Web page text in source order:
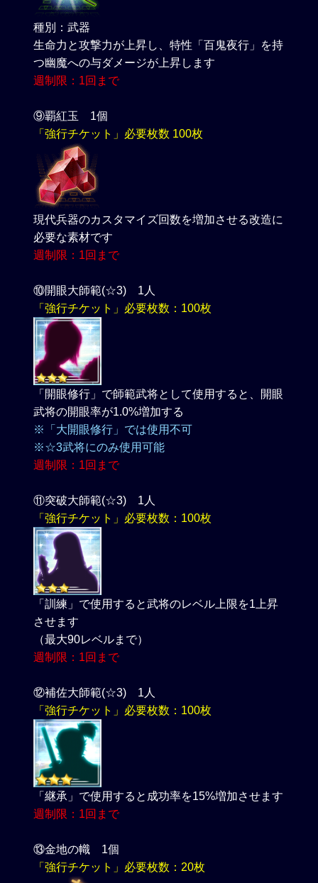
種別：武器
生命力と攻撃力が上昇し、特性「百鬼夜行」を持
つ幽魔への与ダメージが上昇します
週制限：1回まで
⑨覇紅玉 1個
「強行チケット」必要枚数 100枚
現代兵器のカスタマイズ回数を増加させる改造に
必要な素材です
週制限：1回まで
⑩開眼大師範(☆3) 1人
「強行チケット」必要枚数：100枚
「開眼修行」で師範武将として使用すると、開眼
武将の開眼率が1.0%増加する
※「大開眼修行」では使用不可
※☆3武将にのみ使用可能
週制限：1回まで
⑪突破大師範(☆3) 1人
「強行チケット」必要枚数：100枚
「訓練」で使用すると武将のレベル上限を1上昇
させます
（最大90レベルまで）
週制限：1回まで
⑫補佐大師範(☆3) 1人
「強行チケット」必要枚数：100枚
「継承」で使用すると成功率を15%増加させます
週制限：1回まで
⑬金地の幟 1個
「強行チケット」必要枚数：20枚